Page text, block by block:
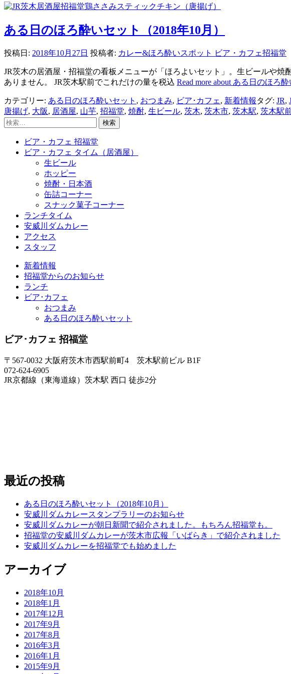
ある日のほろ酔いセット（2018年10月）
投稿日: 2018年10月27日 投稿者: カレー&ほろ酔いスポット ビア・カフェ招福堂
JR茨木の居酒屋・招福堂の看板メニューが「ほろよいセット」。生ビールや
ありません。 JR茨木駅前でこれだけの量を税込 Read more about ある日のほろ
カテゴリー: ある日のほろ酔いセット , おつまみ, ビア･カフェ , 新着情報 タグ: JR,
唐揚げ, 大阪, 居酒屋, 山芋, 招福堂, 焼酎, 生ビール, 茨木, 茨木市, 茨木駅, 茨木駅
検
ビア・カフェ 招福堂
ビア・カフェ タイム（居酒屋）
生ビール
ホッピー
焼酎・日本酒
缶詰コーナー
スナック菓子コーナー
ランチタイム
安威川ダムカレー
アクセス
スタッフ
新着情報
招福堂からのお知らせ
ランチ
ビア･カフェ
おつまみ
ある日のほろ酔いセット
ビア･カフェ 招福堂
〒567-0032 大阪府茨木市西駅前町4 茨木駅前ビル B1F
072-624-6905
JR京都線（東海道線）茨木駅 西口 徒歩2分
最近の投稿
ある日のほろ酔いセット（2018年10月）
安威川ダムカレースタンプラリーのお知らせ
安威川ダムカレーが朝日新聞で紹介されました。もちろん招福堂も。
招福堂の安威川ダムカレーが茨木市広報「いばらき」で紹介されました
安威川ダムカレーを招福堂でも始めました
アーカイブ
2018年10月
2018年1月
2017年12月
2017年9月
2017年8月
2016年3月
2016年1月
2015年9月